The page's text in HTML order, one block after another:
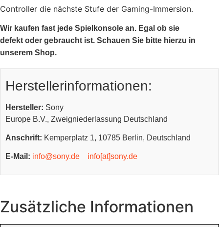
Controller die nächste Stufe der Gaming-Immersion.
Wir kaufen fast jede Spielkonsole an. Egal ob sie
defekt oder gebraucht ist. Schauen Sie bitte hierzu in
unserem Shop.
Herstellerinformationen:
Hersteller: Sony
Europe B.V., Zweigniederlassung Deutschland
Anschrift: Kemperplatz 1, 10785 Berlin, Deutschland
E-Mail: info@sony.de info[at]sony.de
Zusätzliche Informationen